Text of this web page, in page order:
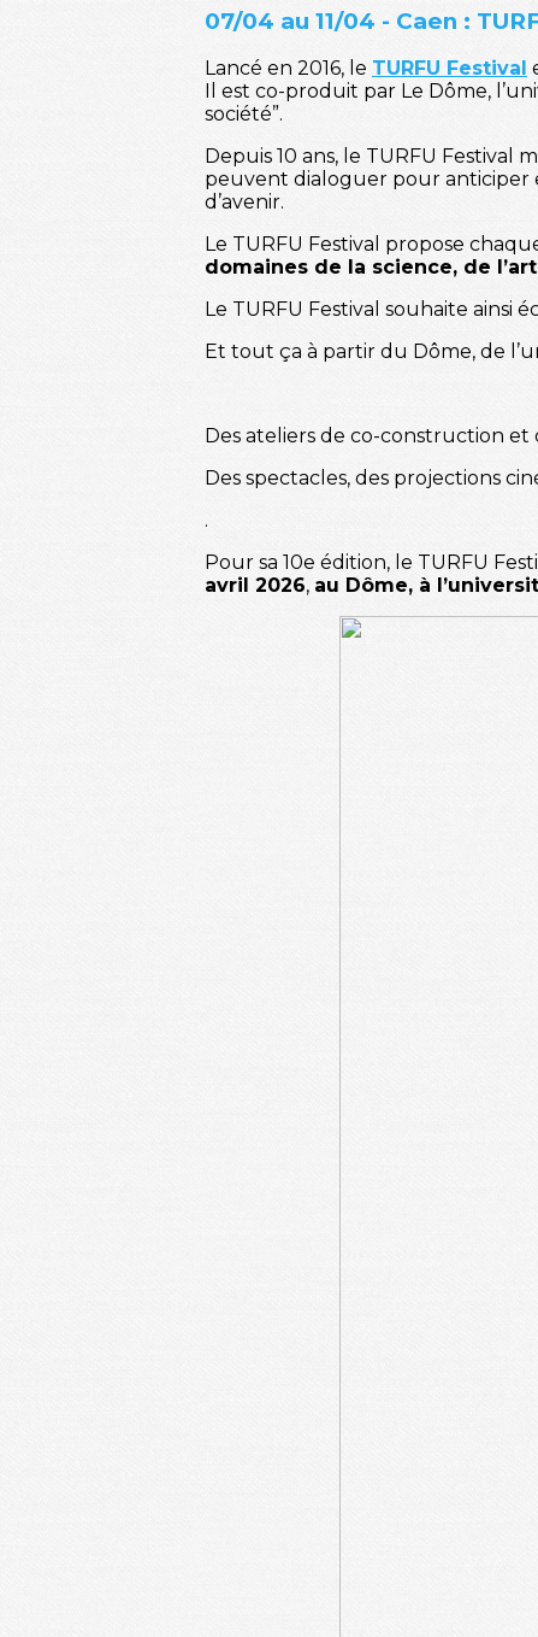
07/04 au 11/04 - Caen :
Lancé en 2016, le TURFU Festival
Il est co-produit par Le Dôme,
société”.
Depuis 10 ans, le TURFU
peuvent dialoguer pour anticiper
d’avenir.
Le TURFU Festival propose
domaines de la science, de
Le TURFU Festival souhaite ainsi
Et tout ça à partir du Dôme, de
Des ateliers de co-construction
Des spectacles, des projections
.
Pour sa 10e édition, le TURFU
avril 2026, au Dôme, à